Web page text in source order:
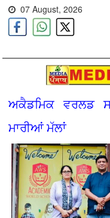
07 August, 2026
ਅਕੈਡਮਿਕ ਵਰਲਡ
ਮਾਰੀਆਂ ਮੱਲਾਂ